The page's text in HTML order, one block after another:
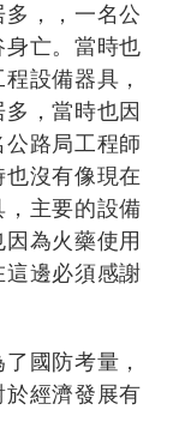
，，一名公
亡。當時也
設備器具，
，當時也因
路局工程師
沒有像現在
主要的設備
為火藥使用
邊必須感謝
國防考量，
於經濟發展有